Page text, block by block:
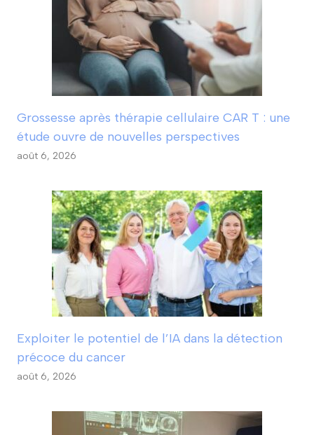
Grossesse après thérapie cellulaire CAR T : une
étude ouvre de nouvelles perspectives
août 6, 2026
Exploiter le potentiel de l’IA dans la détection
précoce du cancer
août 6, 2026